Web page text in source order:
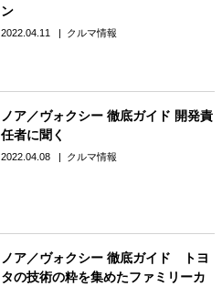
ン
2022.04.11 クルマ情報
ノア／ヴォクシー 徹底ガイド 開発責
任者に聞く
2022.04.08 クルマ情報
ノア／ヴォクシー 徹底ガイド トヨ
タの技術の粋を集めたファミリーカ